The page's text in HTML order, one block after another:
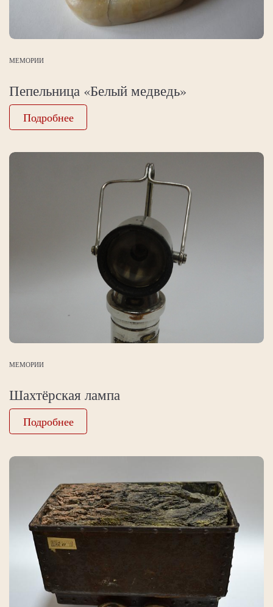
МЕМОРИИ
Пепельница «Белый медведь»
Подробнее
МЕМОРИИ
Шахтёрская лампа
Подробнее